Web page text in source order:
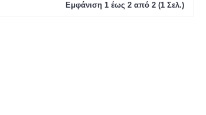
Εμφάνιση 1 έως 2 από 2 (1 Σελ.)